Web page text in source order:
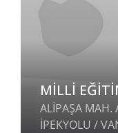
MİLLİ
ALİPAŞA MAH.
İPEKYOLU /